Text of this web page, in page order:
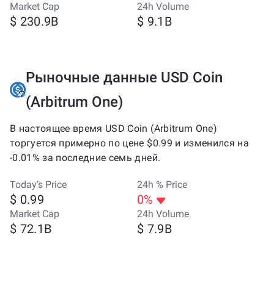
Market Cap
$ 230.9B
24h Volume
$ 9.1B
Рыночные данные USD Coin
(Arbitrum One)
В настоящее время USD Coin (Arbitrum One)
торгуется примерно по цене $0.99 и изменился на
-0.01% за последние семь дней.
Today’s Price
$ 0.99
24h % Price
0%
Market Cap
$ 72.1B
24h Volume
$ 7.9B